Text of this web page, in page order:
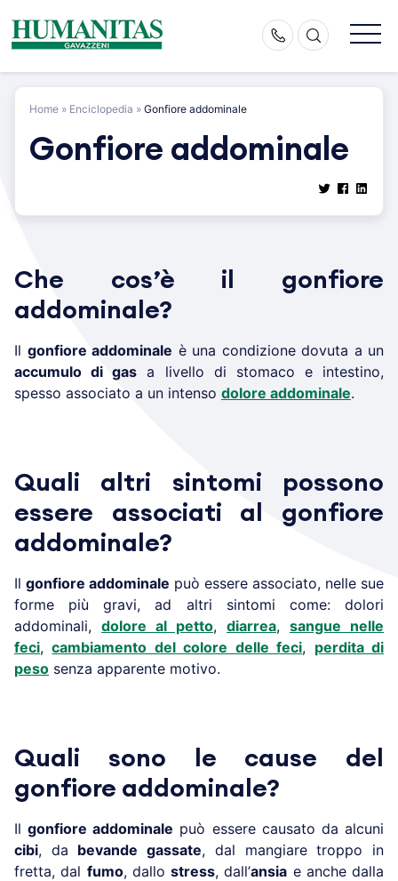
content
Home » Enciclopedia » Gonfiore addominale
Gonfiore addominale
Che cos’è il gonfiore
addominale?
Il gonfiore addominale è una condizione dovuta a un
accumulo di gas a livello di stomaco e intestino,
spesso associato a un intenso dolore addominale.
Quali altri sintomi possono
essere associati al gonfiore
addominale?
Il gonfiore addominale può essere associato, nelle sue
forme più gravi, ad altri sintomi come: dolori
addominali, dolore al petto, diarrea, sangue nelle
feci,cambiamento del colore delle feci, perdita di
peso senza apparente motivo.
Quali sono le cause del
gonfiore addominale?
Ilgonfiore addominale può essere causato da alcuni
cibi, da bevande gassate, dal mangiare troppo in
fretta, dal fumo, dallo stress, dall’ansia e anche dalla